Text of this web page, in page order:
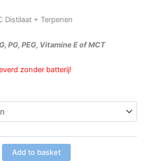
Distilaat + Terpenen
PG, PEG, Vitamine E of MCT
zonder batterij!
Add to basket